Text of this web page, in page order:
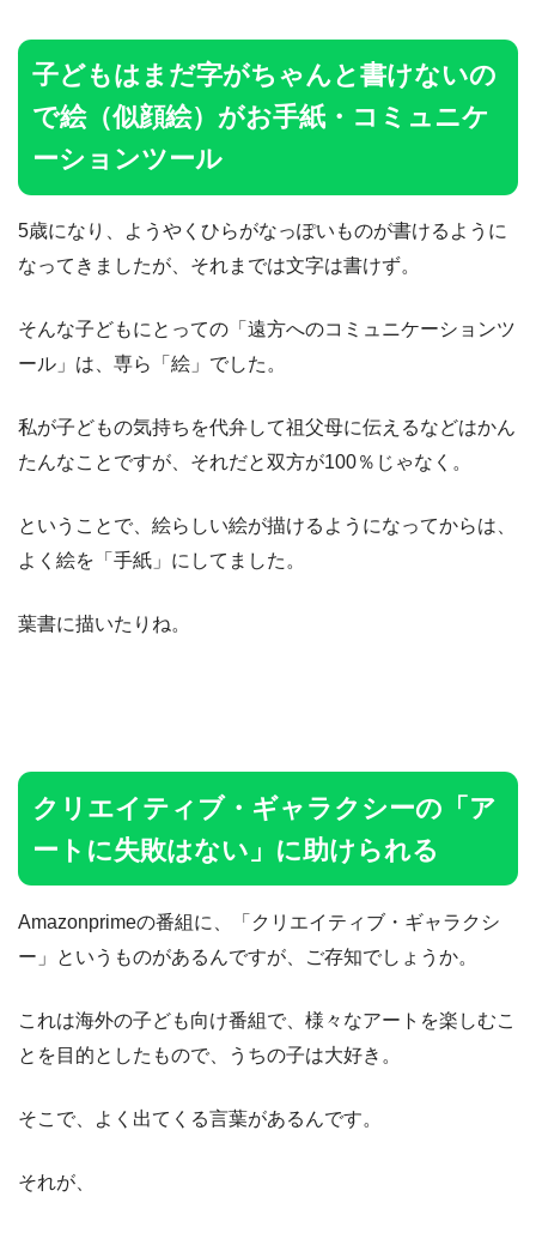
子どもはまだ字がちゃんと書けないの
で絵（似顔絵）がお手紙・コミュニケ
ーションツール
5歳になり、ようやくひらがなっぽいものが書けるように
なってきましたが、それまでは文字は書けず。
そんな子どもにとっての「遠方へのコミュニケーションツ
ール」は、専ら「絵」でした。
私が子どもの気持ちを代弁して祖父母に伝えるなどはかん
たんなことですが、それだと双方が100％じゃなく。
ということで、絵らしい絵が描けるようになってからは、
よく絵を「手紙」にしてました。
葉書に描いたりね。
クリエイティブ・ギャラクシーの「ア
ートに失敗はない」に助けられる
Amazonprimeの番組に、「クリエイティブ・ギャラクシ
ー」というものがあるんですが、ご存知でしょうか。
これは海外の子ども向け番組で、様々なアートを楽しむこ
とを目的としたもので、うちの子は大好き。
そこで、よく出てくる言葉があるんです。
それが、